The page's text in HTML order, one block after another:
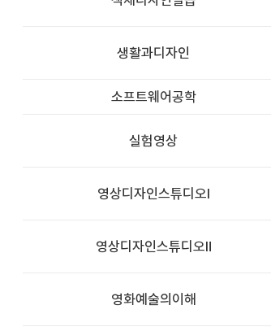
생활과디자인
소프트웨어공학
실험영상
영상디자인스튜디오Ⅰ
영상디자인스튜디오Ⅱ
영화예술의이해